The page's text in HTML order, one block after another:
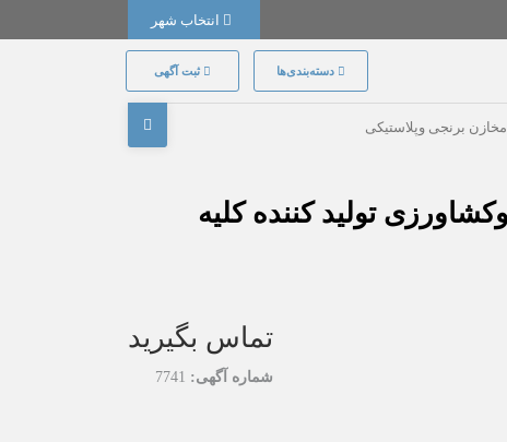
دسته‌بندی‌ها ثبت آگهی
برنجی وپلاستیکی
تولید کننده کلیه
تماس بگیرید
شماره آگهی: 7741